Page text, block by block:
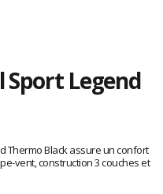
Legend
Thermo Black assure un confort
vent, construction 3 couches et